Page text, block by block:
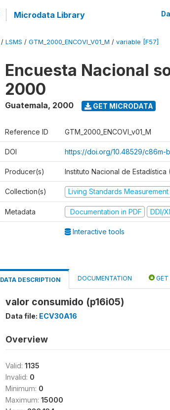
Microdata Library
/ LSMS / GTM_2000_ENCOVI_V01_M / variable [F57]
Encuesta Nacional
2000
Guatemala, 2000 GET MICRODATA
Reference ID GTM_2000_ENCOVI_v01_M
DOI https://doi.org/10.48529/c86m-
Producer(s) Instituto Nacional de Estadística
Collection(s) Living Standards Measurement
Metadata Documentation in PDF DDI/
Interactive tools
DATA DESCRIPTION DOCUMENTATION GET
valor consumido (p16i05)
Data file: ECV30A16
Overview
Valid: 1135
Invalid: 0
Minimum: 0
Maximum: 15000